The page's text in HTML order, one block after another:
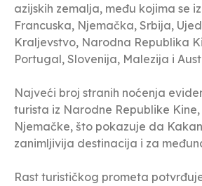
azijskih zemalja, među kojima se
Francuska, Njemačka, Srbija,
Kraljevstvo, Narodna Republika
Portugal, Slovenija, Malezija i
Najveći broj stranih noćenja
turista iz Narodne Republike Kine,
Njemačke, što pokazuje da
zanimljivija destinacija i za
Rast turističkog prometa